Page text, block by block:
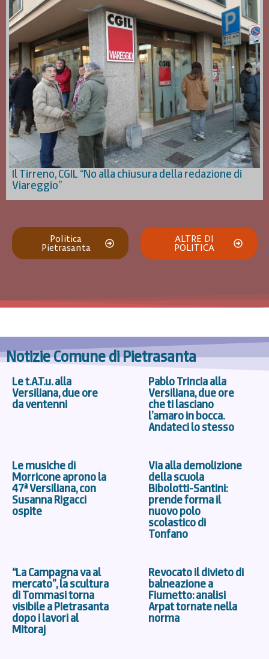
Il Tirreno, CGIL “No alla chiusura della redazione di
Viareggio”
Politica
Pietrasanta
ALTRE DI
POLITICA
Notizie Comune di Pietrasanta
Le t.A.T.u. alla
Versiliana, due ore
da ventenni
Pablo Trincia alla
Versiliana, due ore
che ti lasciano
l’amaro in bocca.
Andateci lo stesso
Le musiche di
Morricone aprono la
47ª Versiliana, con
Susanna Rigacci
ospite
Via alla demolizione
della scuola
Bibolotti-Santini:
prende forma il
nuovo polo
scolastico di
Tonfano
“La Campagna va al
mercato”, la scultura
di Tommasi torna
visibile a Pietrasanta
dopo i lavori al
Mitoraj
Revocato il divieto di
balneazione a
Fiumetto: analisi
Arpat tornate nella
norma